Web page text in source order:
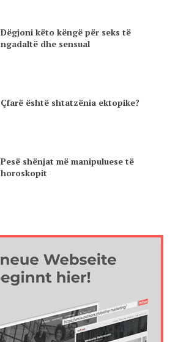
Dëgjoni këto këngë për seks të
ngadaltë dhe sensual
Çfarë është shtatzënia ektopike?
Pesë shënjat më manipuluese të
horoskopit